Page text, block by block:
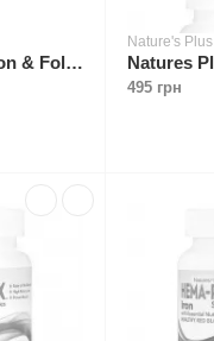
Myvitamins Iron & Folic Acid 90 tabs
Nature's Plus
495 грн